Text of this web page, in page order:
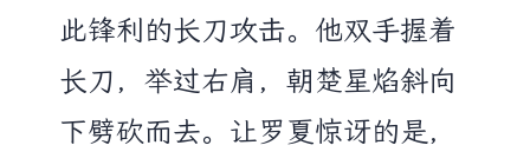
此锋利的长刀攻击。他双手握着
长刀，举过右肩，朝楚星焰斜向
下劈砍而去。让罗夏惊讶的是，